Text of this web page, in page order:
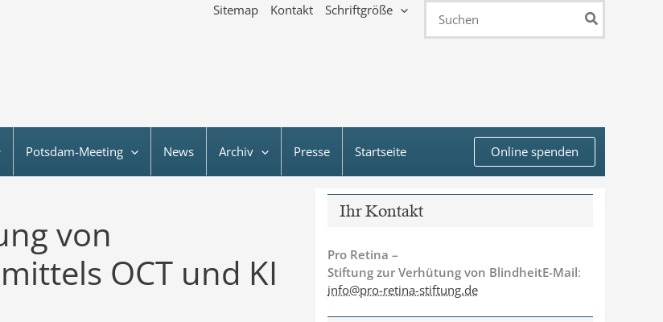
Sitemap Kontakt Schriftgröße
for:
Potsdam-Meeting News Archiv Presse Startseite Online spenden
von
OCT und KI
Ihr Kontakt
Pro Retina –
Stiftung zur Verhütung von BlindheitE-Mail:
info@pro-retina-stiftung.de